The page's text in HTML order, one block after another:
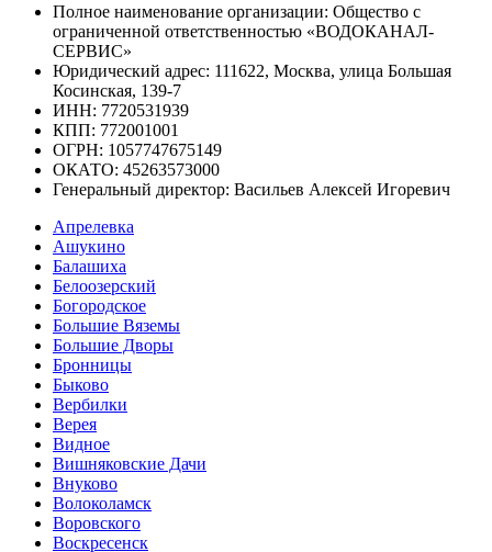
Полное наименование организации: Общество с
ограниченной ответственностью «ВОДОКАНАЛ-
СЕРВИС»
Юридический адрес: 111622, Москва, улица Большая
Косинская, 139-7
ИНН: 7720531939
КПП: 772001001
ОГРН: 1057747675149
ОКАТО: 45263573000
Генеральный директор: Васильев Алексей Игоревич
Апрелевка
Ашукино
Балашиха
Белоозерский
Богородское
Большие Вяземы
Большие Дворы
Бронницы
Быково
Вербилки
Верея
Видное
Вишняковские Дачи
Внуково
Волоколамск
Воровского
Воскресенск